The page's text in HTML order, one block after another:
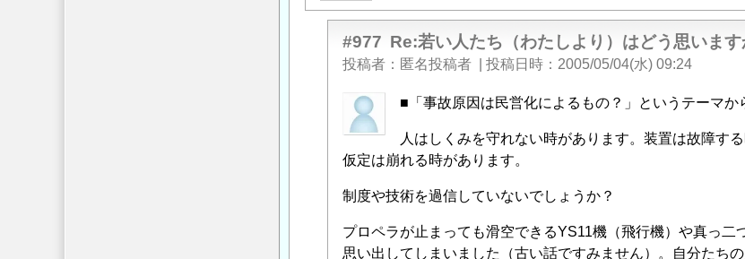
#977 Re:若い人たち（わたしより）はどう思います
投稿者 匿名投稿者 投稿日時 2005/05/04(水) 09:24
匿
名
稿
者
よ
る
■「事故原因は民営化によるもの？」というテーマか
人はしくみを守れない時があります。装置は故障する
仮定は崩れる時があります。
制度や技術を過信していないでしょうか？
プロペラが止まっても滑空できるYS11機（飛行機）や真っ
思い出してしまいました（古い話ですみません）。自分たち